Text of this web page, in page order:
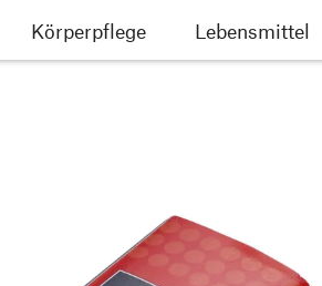
Körperpflege Lebensmittel